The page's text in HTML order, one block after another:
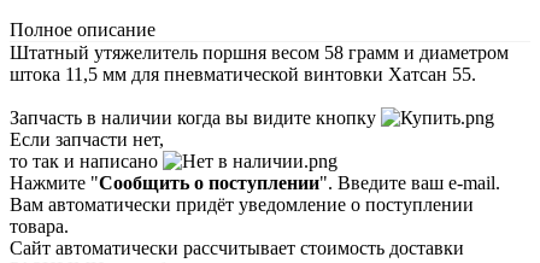
Полное описание
Штатный утяжелитель поршня весом 58 грамм и диаметром
штока 11,5 мм для пневматической винтовки Хатсан 55.
Запчасть в наличии когда вы видите кнопку
Если запчасти нет,
то так и написано
Нажмите "Сообщить о поступлении". Введите ваш e-mail.
Вам автоматически придёт уведомление о поступлении
товара.
Сайт автоматически рассчитывает стоимость доставки